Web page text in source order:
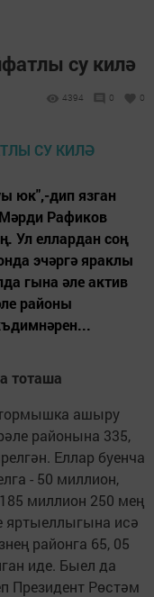
су килә
4394 0 0
юк",-дип язган
Рафиков
Ул еллардан соң
эчәргә яраклы
гына әле актив
районы
тоташа
тормышка ашыру
районына 335,
Еллар буенча
- 50 миллион,
миллион 250 мең
яртыеллыгына исә
районга 65, 05
иде. Быел да
Президент Рөстәм